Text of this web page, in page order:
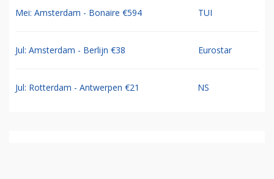
Mei: Amsterdam - Bonaire €594 TUI
Jul: Amsterdam - Berlijn €38 Eurostar
Jul: Rotterdam - Antwerpen €21 NS